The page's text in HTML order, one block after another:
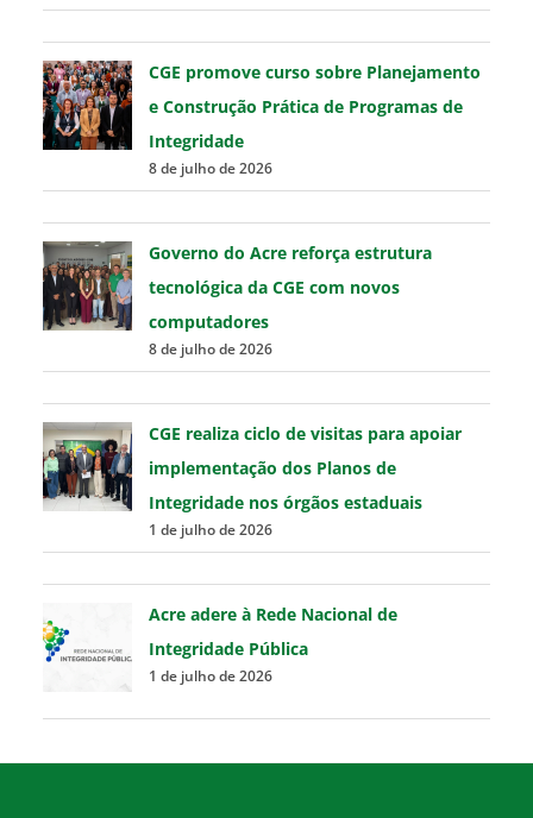
CGE promove curso sobre Planejamento
e Construção Prática de Programas de
Integridade
8 de julho de 2026
Governo do Acre reforça estrutura
tecnológica da CGE com novos
computadores
8 de julho de 2026
CGE realiza ciclo de visitas para apoiar
implementação dos Planos de
Integridade nos órgãos estaduais
1 de julho de 2026
Acre adere à Rede Nacional de
Integridade Pública
1 de julho de 2026